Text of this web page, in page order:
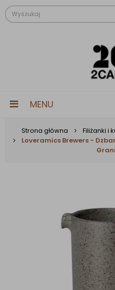
MENU
Strona główna Filiżanki i
Loveramics Brewers -